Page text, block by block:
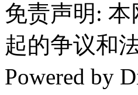
免责声明:
起的争议和
Powered by